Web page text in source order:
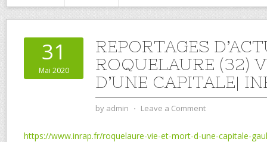
31
Mai 2020
REPORTAGES
ROQUELAURE (32)
D’UNE CAPITALE|
by admin ⋅ Leave a Comment
https://www.inrap.fr/roquelaure-vie-et-mort-d-une-capitale-